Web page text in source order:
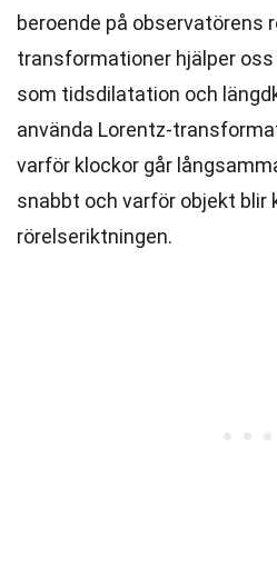
beroende på observatörens
transformationer hjälper
som tidsdilatation och
använda Lorentz-
varför klockor går
snabbt och varför objekt blir
rörelseriktningen.